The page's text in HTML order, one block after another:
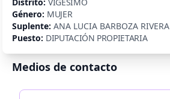
Género: MUJER
Suplente: ANA LUCIA BARBOZA RIVERA
Puesto: DIPUTACIÓN PROPIETARIA
Medios de contacto